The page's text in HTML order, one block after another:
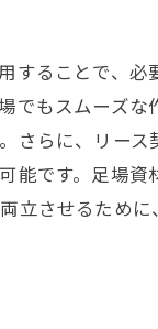
することで、必
でもスムーズな
さらに、リース
能です。足場資
立させるため